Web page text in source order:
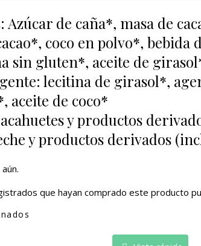
de caña*, masa de
coco en polvo*,
sin gluten*, aceite de
lecitina de girasol*,
aceite de coco*
y productos
y productos derivados
que hayan comprado este producto